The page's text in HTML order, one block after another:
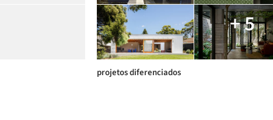
+ 5
projetos diferenciados